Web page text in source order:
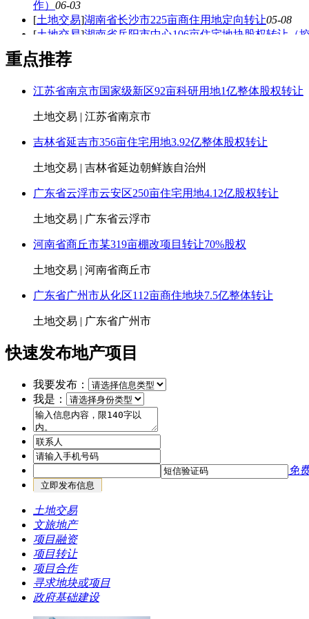
作） 06-03
[土地交易]湖南省长沙市225亩商住用地定向转让05-08
[土地交易]湖南省岳阳市中心106亩住宅地块股权转让（
合作开发）
10-11
[土地交易 湖南岳阳25亩某商住两用土地6888万转让
重点推荐
江苏省南京市国家级新区92亩科研用地1亿整体股权转让
土地交易 | 江苏省南京市
吉林省延吉市356亩住宅用地3.92亿整体股权转让
土地交易 | 吉林省延边朝鲜族自治州
广东省云浮市云安区250亩住宅用地4.12亿股权转让
土地交易 | 广东省云浮市
河南省商丘市某319亩棚改项目转让70%股权
土地交易 | 河南省商丘市
广东省广州市从化区112亩商住地块7.5亿整体转让
土地交易 | 广东省广州市
快速发布地产项目
我要发布：
我是：
免
土地交易
文旅地产
项目融资
项目转让
项目合作
寻求地块或项目
政府基础建设